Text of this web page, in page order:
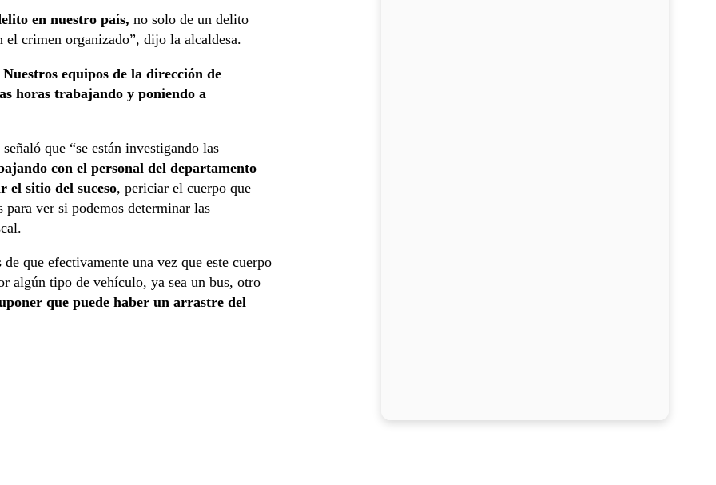
en nuestro país, no solo de un delito
el crimen organizado”, dijo la alcaldesa.
equipos de la dirección de
horas trabajando y poniendo a
que “se están investigando las
con el personal del departamento
el sitio del suceso, periciar el cuerpo que
para ver si podemos determinar las
que efectivamente una vez que este cuerpo
algún tipo de vehículo, ya sea un bus, otro
que puede haber un arrastre del